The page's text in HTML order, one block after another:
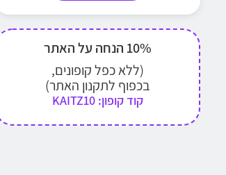
10% הנחה על האתר
(ללא כפל קופונים,
בכפוף לתקנון האתר)
קוד קופון: KAITZ10